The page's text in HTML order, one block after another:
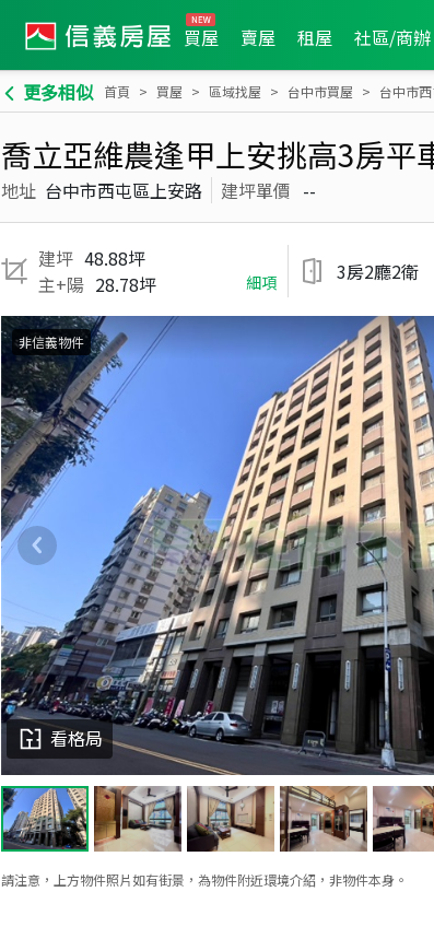
買屋 賣屋 租屋 社區/商辦
更多相似 首頁 買屋 區域找屋 台中市買屋 台中市
喬立亞維農逢甲上安挑高3房平
地址 台中市西屯區上安路 建坪單價 --
建坪 48.88坪
主+陽 28.78坪 細項 3房2廳2衛
請注意，上方物件照片如有街景，為物件附近環境介紹，非物件本身。
看格局
非信義物件